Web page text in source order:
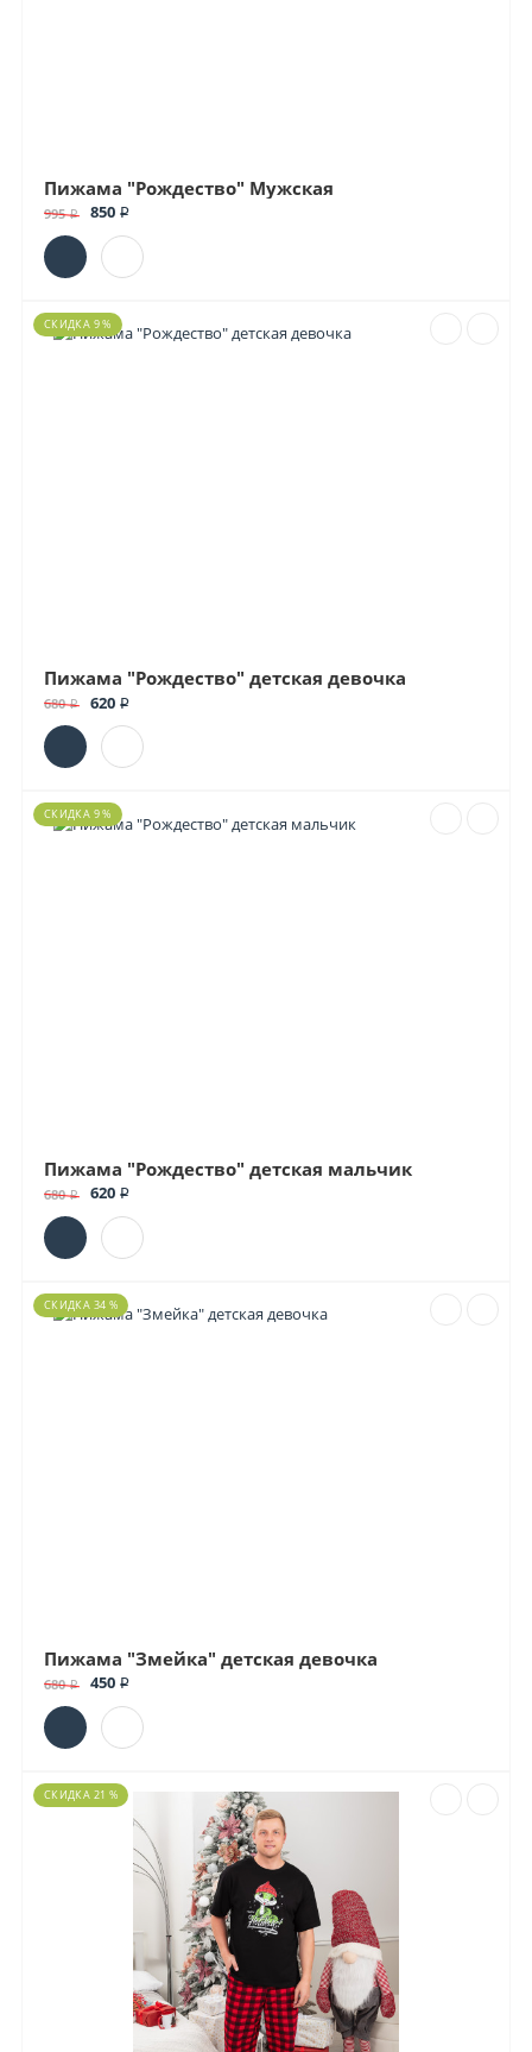
Пижама "Рождество" Мужская
995 ₽ 850 ₽
СКИДКА 9 %
Пижама "Рождество" детская девочка
680 ₽ 620 ₽
СКИДКА 9 %
Пижама "Рождество" детская мальчик
680 ₽ 620 ₽
СКИДКА 34 %
Пижама "Змейка" детская девочка
680 ₽ 450 ₽
СКИДКА 21 %